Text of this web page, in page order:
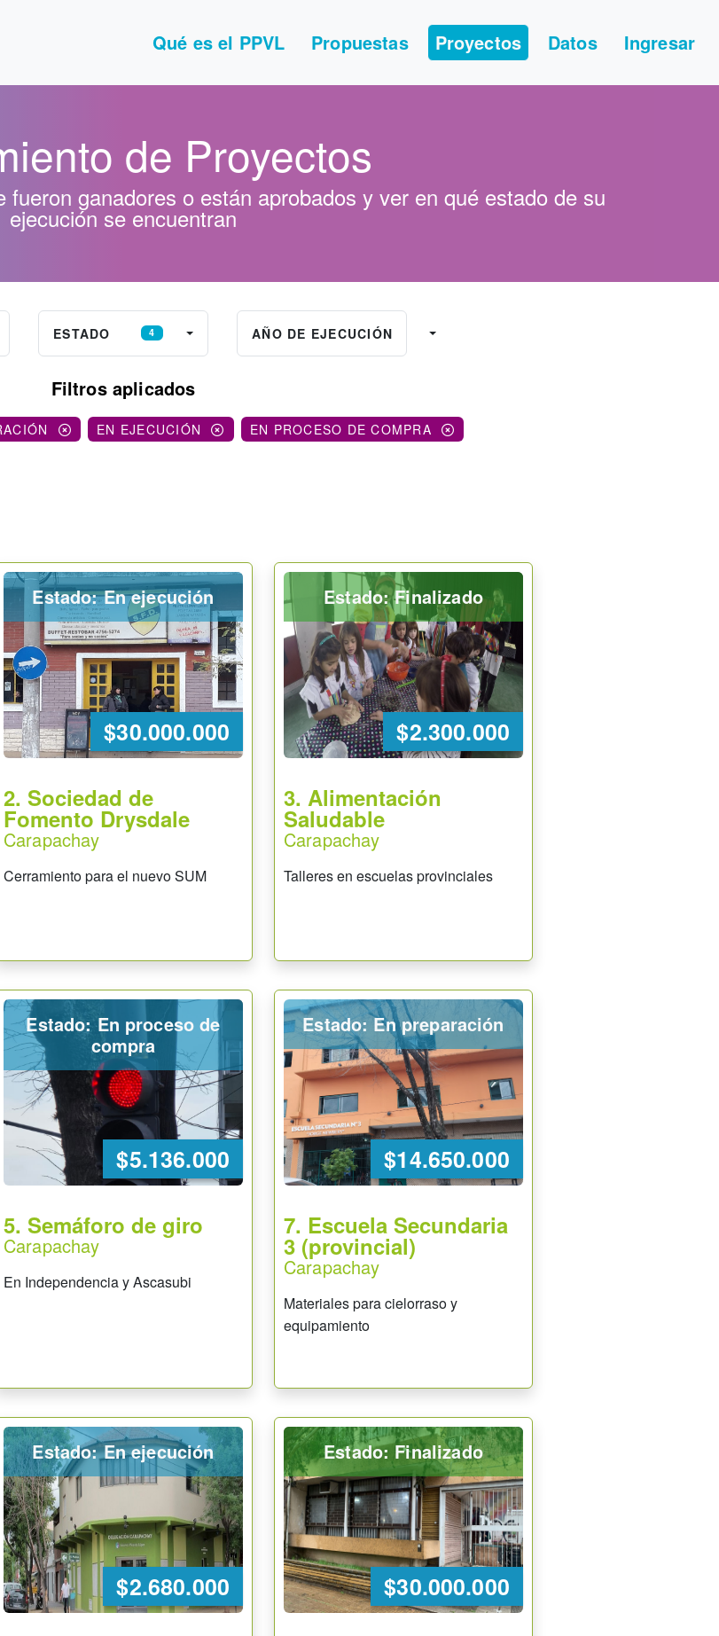
Qué es el PPVL Propuestas Proyectos Datos Ingresar
de Proyectos
ganadores o están aprobados y ver en qué estado de su
ejecución se encuentran
ESTADO 4 AÑO DE EJECUCIÓN
Filtros aplicados
EN EJECUCIÓN EN PROCESO DE COMPRA
Estado: En ejecución
$30.000.000
2. Sociedad de
Fomento Drysdale
Carapachay
Cerramiento para el nuevo SUM
Estado: Finalizado
$2.300.000
3. Alimentación
Saludable
Carapachay
Talleres en escuelas provinciales
Estado: En proceso de
compra
$5.136.000
5. Semáforo de giro
Carapachay
En Independencia y Ascasubi
Estado: En preparación
$14.650.000
7. Escuela Secundaria
3 (provincial)
Carapachay
Materiales para cielorraso y
equipamiento
Estado: En ejecución
$2.680.000
Estado: Finalizado
$30.000.000